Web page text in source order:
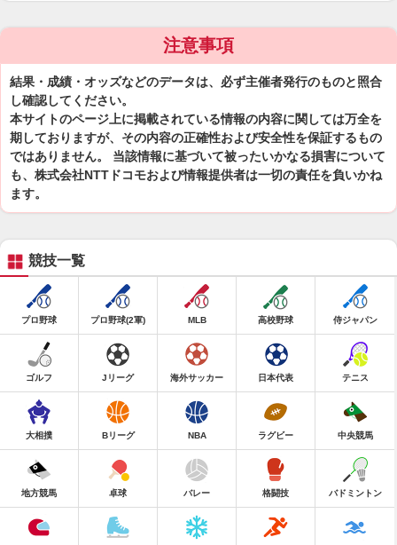
注意事項
結果・成績・オッズなどのデータは、必ず主催者発行のものと照合
し確認してください。
本サイトのページ上に掲載されている情報の内容に関しては万全を
期しておりますが、その内容の正確性および安全性を保証するもの
ではありません。 当該情報に基づいて被ったいかなる損害について
も、株式会社NTTドコモおよび情報提供者は一切の責任を負いかね
ます。
競技一覧
プロ野球 プロ野球(2軍) MLB 高校野球 侍ジャパン
ゴルフ Jリーグ 海外サッカー 日本代表 テニス
大相撲 Bリーグ NBA ラグビー 中央競馬
地方競馬 卓球 バレー 格闘技 バドミントン